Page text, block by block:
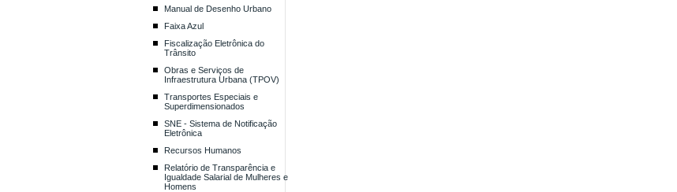
Manual de Desenho Urbano
Faixa Azul
Fiscalização Eletrônica do
Trânsito
Obras e Serviços de
Infraestrutura Urbana (TPOV)
Transportes Especiais e
Superdimensionados
SNE - Sistema de Notificação
Eletrônica
Recursos Humanos
Relatório de Transparência e
Igualdade Salarial de Mulheres e
Homens